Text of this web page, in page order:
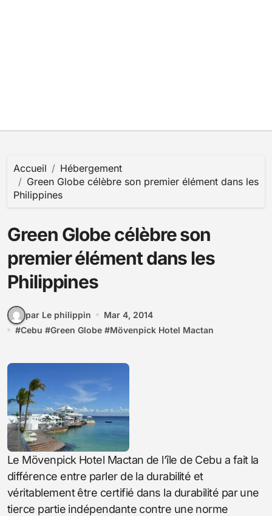
Accueil
Hébergement
Green Globe célèbre son premier élément dans les
Philippines
Green Globe célèbre son
premier élément dans les
Philippines
par Le philippin
Mar 4, 2014
#Cebu #Green Globe #Mövenpick Hotel Mactan
Le Mövenpick Hotel Mactan de l’île de Cebu a fait la
différence entre parler de la durabilité et
véritablement être certifié dans la durabilité par une
tierce partie indépendante contre une norme